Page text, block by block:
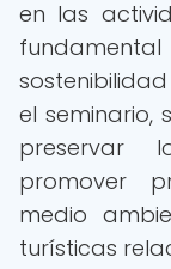
en las
el seminario,
preservar
promover
medio
turísticas